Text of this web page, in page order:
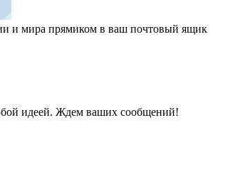
и мира прямиком в ваш почтовый ящик
идеей. Ждем ваших сообщений!